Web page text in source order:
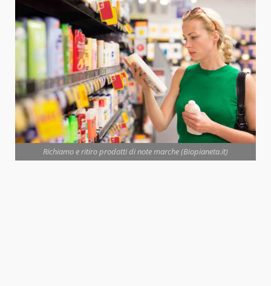
Richiamo e ritiro prodotti di note marche (Biopianeta.it)